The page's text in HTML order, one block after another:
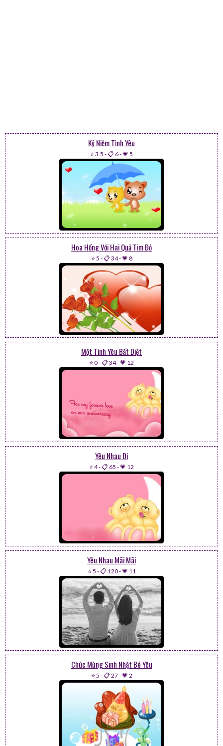
Kỷ Niệm Tình Yêu
⭐ 3.5 -📋 6-💗 5
Hoa Hồng Với Hai Quả Tim Đỏ
⭐ 5 -📋 34-💗 8
Một Tình Yêu Bất Diệt
⭐ 0-📋 34-💗 12
Yêu Nhau Đi
⭐ 4-📋 65 -💗 12
Yêu Nhau Mãi Mãi
⭐ 5 -📋 120-💗 11
Chúc Mừng Sinh Nhật Bé Yêu
⭐ 5 -📋 27-💗 2